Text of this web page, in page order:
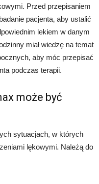
Przed przepisaniem
pacjenta, aby ustalić
lekiem w danym
miał wiedzę na temat
aby móc przepisać
podczas terapii.
może być
sytuacjach, w których
lękowymi. Należą do